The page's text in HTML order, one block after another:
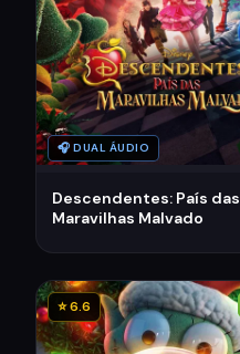
🎧 DUAL ÁUDIO
Descendentes: País das
Maravilhas Malvado
⭐ 6.6